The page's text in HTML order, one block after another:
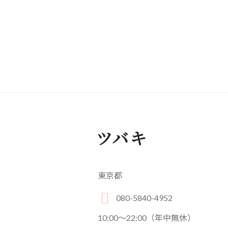
東京都
080-5840-4952
10:00～22:00（年中無休）